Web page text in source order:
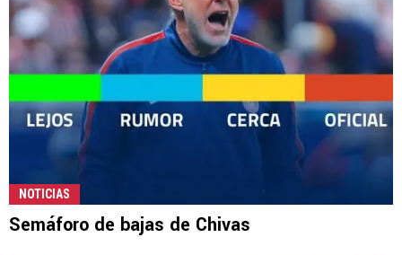
NOTICIAS
Semáforo de bajas de Chivas